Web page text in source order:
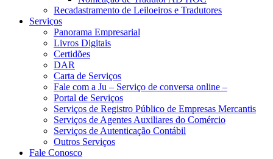
Recadastramento de Leiloeiros e Tradutores
Serviços
Panorama Empresarial
Livros Digitais
Certidões
DAR
Carta de Serviços
Fale com a Ju – Serviço de conversa online –
Portal de Serviços
Serviços de Registro Público de Empresas Mercantis
Serviços de Agentes Auxiliares do Comércio
Serviços de Autenticação Contábil
Outros Serviços
Fale Conosco